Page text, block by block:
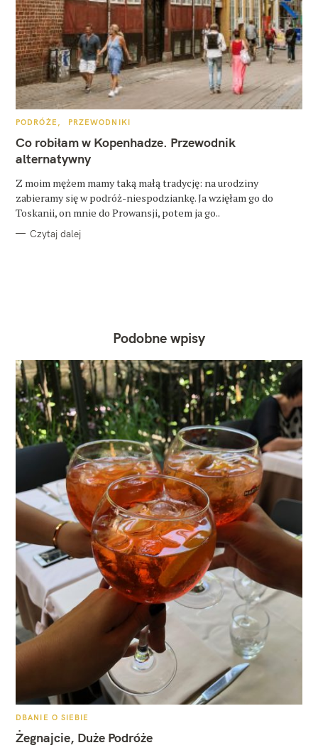
K
T
E
G
O
I
E
PODRÓŻE PRZEWODNIKI
Co robiłam w Kopenhadze. Przewodnik
alternatywny
Z moim mężem mamy taką małą tradycję: na urodziny
zabieramy się w podróż-niespodziankę. Ja wzięłam go do
Toskanii, on mnie do Prowansji, potem ja go..
Czytaj dalej
Podobne wpisy
K
T
E
DBANIE O SIEBIE
Żegnajcie, Duże Podróże